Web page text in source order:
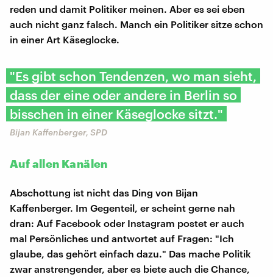
reden und damit Politiker meinen. Aber es sei eben
auch nicht ganz falsch. Manch ein Politiker sitze schon
in einer Art Käseglocke.
"Es gibt schon Tendenzen, wo man sieht,
dass der eine oder andere in Berlin so
bisschen in einer Käseglocke sitzt."
Bijan Kaffenberger, SPD
Auf allen Kanälen
Abschottung ist nicht das Ding von Bijan
Kaffenberger. Im Gegenteil, er scheint gerne nah
dran: Auf Facebook oder Instagram postet er auch
mal Persönliches und antwortet auf Fragen: "Ich
glaube, das gehört einfach dazu." Das mache Politik
zwar anstrengender, aber es biete auch die Chance,